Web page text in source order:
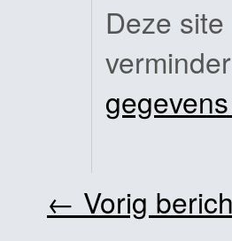
Deze
← Vorig